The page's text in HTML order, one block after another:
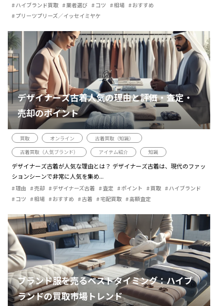
ハイブランド買取
業者選び コツ 相場
おすすめ
プリーツプリーズ／イッセイミヤケ
デザイナーズ古着人気の理由と評価・査定・
売却のポイント
買取 オンライン
古着買取（知識）
古着買取（人気ブランド）
アイテム紹介 知識
デザイナーズ古着が人気な理由とは？ デザイナーズ古着は、現代のファッ
ションシーンで非常に人気を集め...
理由 売却 デザイナーズ古着 査定 ポイント 買取
ハイブランド
コツ
相場 おすすめ 古着 宅配買取 高額査定
ブランド服を売るベストタイミング：ハイブ
ランドの買取市場トレンド